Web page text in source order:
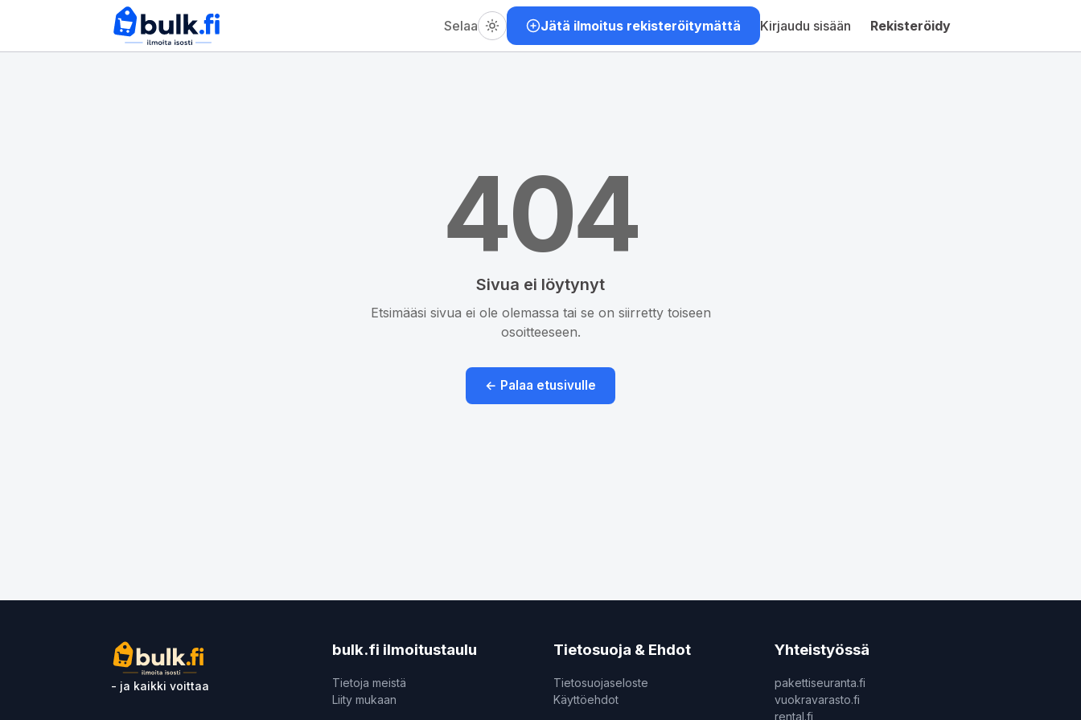
Selaa Jätä ilmoitus rekisteröitymättä Kirjaudu sisään Rekisteröidy
404
Sivua ei löytynyt
Etsimääsi sivua ei ole olemassa tai se on siirretty toiseen
osoitteeseen.
← Palaa etusivulle
- ja kaikki voittaa
bulk.fi ilmoitustaulu
Tietoja meistä
Liity mukaan
Tietosuoja & Ehdot
Tietosuojaseloste
Käyttöehdot
Yhteistyössä
pakettiseuranta.fi
vuokravarasto.fi
rental.fi